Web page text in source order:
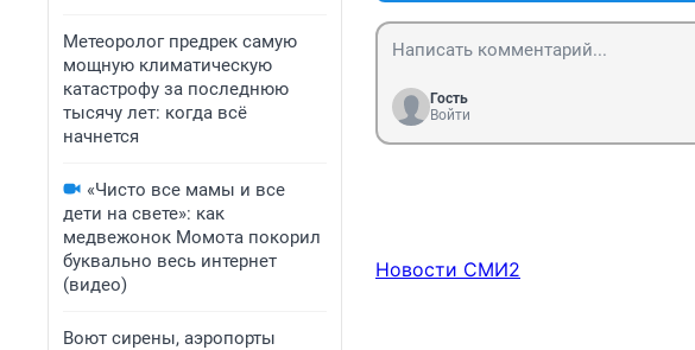
Метеоролог предрек самую
мощную климатическую
катастрофу за последнюю
тысячу лет: когда всё
начнется
«Чисто все мамы и все
дети на свете»: как
медвежонок Момота покорил
буквально весь интернет
(видео)
Воют сирены, аэропорты
Гость
Войти
Новости СМИ2